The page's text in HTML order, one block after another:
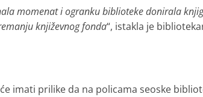
momenat i ogranku biblioteke donirala
književnog fonda“, istakla je
imati prilike da na policama seoske